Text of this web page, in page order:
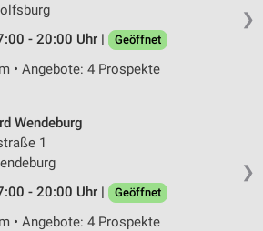
❯
- 20:00 Uhr |
Geöffnet
• Angebote: 4 Prospekte
❯
Wendeburg
1
- 20:00 Uhr |
Geöffnet
• Angebote: 4 Prospekte
von Inhalten
aus verschiedenen
der Angebote
Daten zur Auswahl von